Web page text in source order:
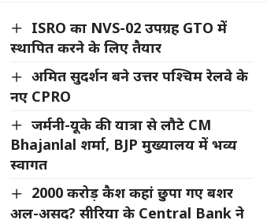
ISRO का NVS-02 उपग्रह GTO में
स्थापित करने के लिए तैयार
अमित सुदर्शन बने उत्तर पश्चिम रेलवे के
नए CPRO
जर्मनी-यूके की यात्रा से लौटे CM
Bhajanlal शर्मा, BJP मुख्यालय में भव्य
स्वागत
2000 करोड़ कैश कहां छुपा गए बशर
अल-असद? सीरिया के Central Bank ने